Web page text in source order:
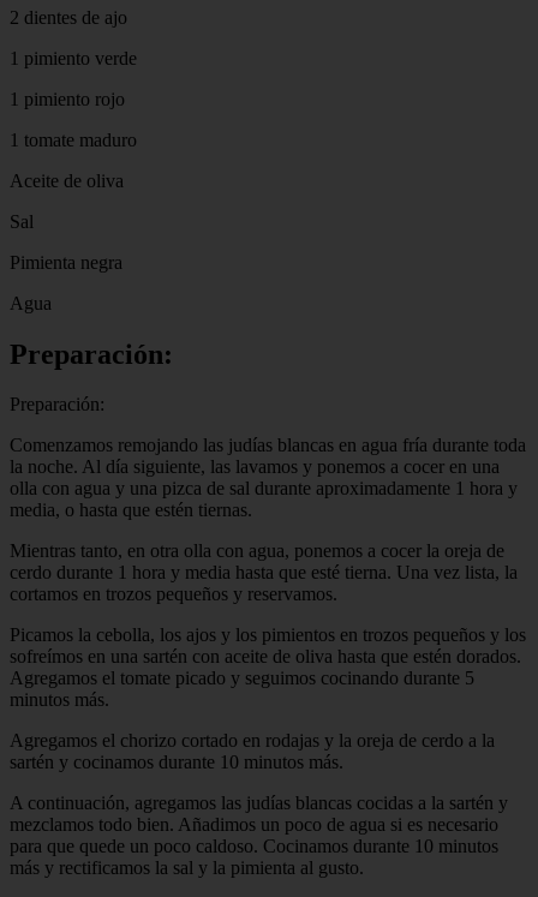
2 dientes de ajo
1 pimiento verde
1 pimiento rojo
1 tomate maduro
Aceite de oliva
Sal
Pimienta negra
Agua
Preparación:
Preparación:
Comenzamos remojando las judías blancas en agua fría durante toda
la noche. Al día siguiente, las lavamos y ponemos a cocer en una
olla con agua y una pizca de sal durante aproximadamente 1 hora y
media, o hasta que estén tiernas.
Mientras tanto, en otra olla con agua, ponemos a cocer la oreja de
cerdo durante 1 hora y media hasta que esté tierna. Una vez lista, la
cortamos en trozos pequeños y reservamos.
Picamos la cebolla, los ajos y los pimientos en trozos pequeños y los
sofreímos en una sartén con aceite de oliva hasta que estén dorados.
Agregamos el tomate picado y seguimos cocinando durante 5
minutos más.
Agregamos el chorizo cortado en rodajas y la oreja de cerdo a la
sartén y cocinamos durante 10 minutos más.
A continuación, agregamos las judías blancas cocidas a la sartén y
mezclamos todo bien. Añadimos un poco de agua si es necesario
para que quede un poco caldoso. Cocinamos durante 10 minutos
más y rectificamos la sal y la pimienta al gusto.